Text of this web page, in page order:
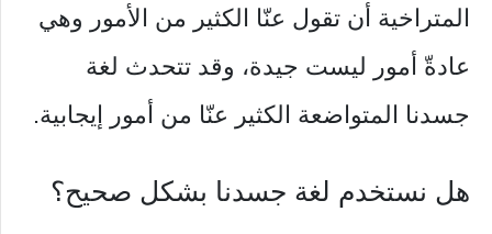
المتراخية أن تقول عنّا الكثير من الأمور وهي
عادةّ أمور ليست جيدة، وقد تتحدث لغة
جسدنا المتواضعة الكثير عنّا من أمور إيجابية.
هل نستخدم لغة جسدنا بشكل صحيح؟